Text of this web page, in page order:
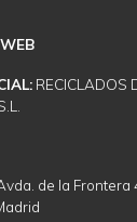
RECICLADOS
de la Frontera